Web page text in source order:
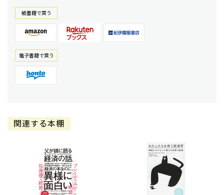
紙書籍で買う
電⼦書籍で買う
関連する本棚